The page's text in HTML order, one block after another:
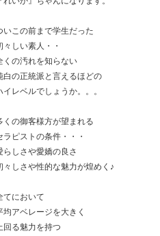
いこの前まで学生だった
々しい素人・・
くの汚れを知らない
白の正統派と言えるほどの
イレベルでしょうか。。。
くの御客様方が望まれる
ラピストの条件・・・
らしさや愛嬌の良さ
々しさや性的な魅力が煌めく♪
てにおいて
均アベレージを大きく
上回る魅力を持つ